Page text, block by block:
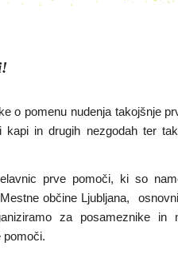
o pomenu nudenja takojšnje
kapi in drugih nezgodah ter
prve pomoči, ki so
občine Ljubljana,
za posameznike in
pomoči.